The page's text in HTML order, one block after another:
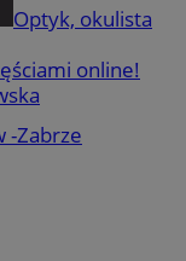
Optyk, okulista
online!
-Zabrze